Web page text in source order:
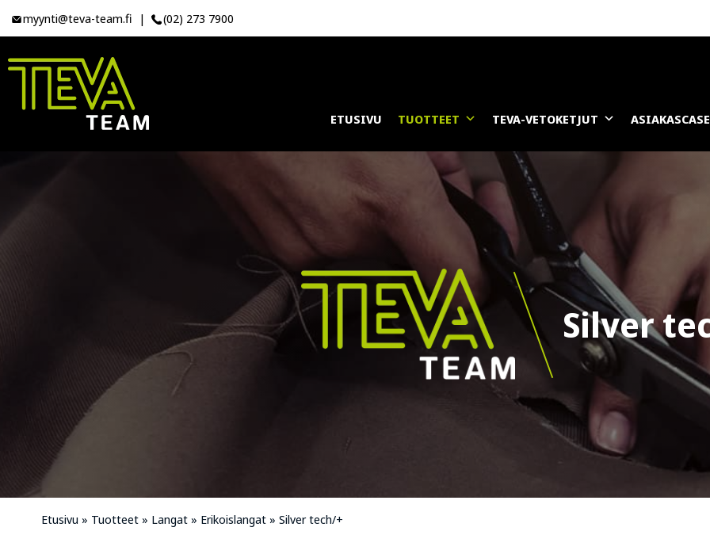
myynti@teva-team.fi | (02) 273 7900
ETUSIVU TUOTTEET TEVA-VETOKETJUT
Silver
Etusivu » Tuotteet » Langat » Erikoislangat » Silver tech/+